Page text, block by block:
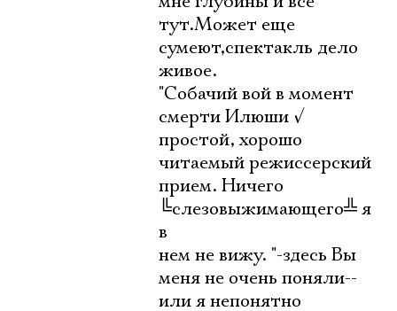
тут.Может еще
сумеют,спектакль дело
живое.
"Собачий вой в момент
смерти Илюши √
простой, хорошо
читаемый режиссерский
прием. Ничего
╚слезовыжимающего╩я
в
нем не вижу. "-здесь Вы
меня не очень поняли--
или я непонятно